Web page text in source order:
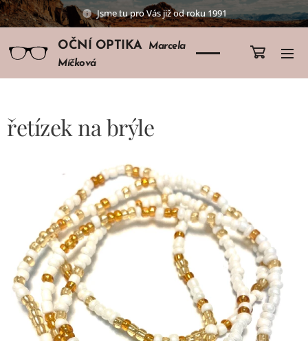
Jsme tu pro Vás již od roku 1991
OČNÍ OPTIKA
Marcela
Míčková
řetízek na brýle